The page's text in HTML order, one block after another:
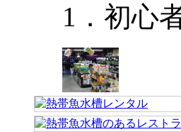
1．初心